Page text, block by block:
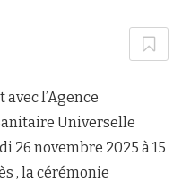
l’Agence
Universelle
26 novembre 2025 à 15
, la cérémonie